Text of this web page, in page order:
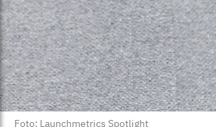
Foto: Launchmetrics Spotlight